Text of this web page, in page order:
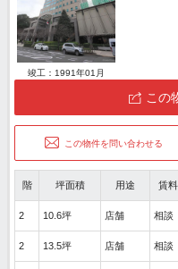
竣工：1991年01月
この
この物件を問い合わせる
階 坪面積 用途 賃料
2 10.6坪 店舗 相談
2 13.5坪 店舗 相談